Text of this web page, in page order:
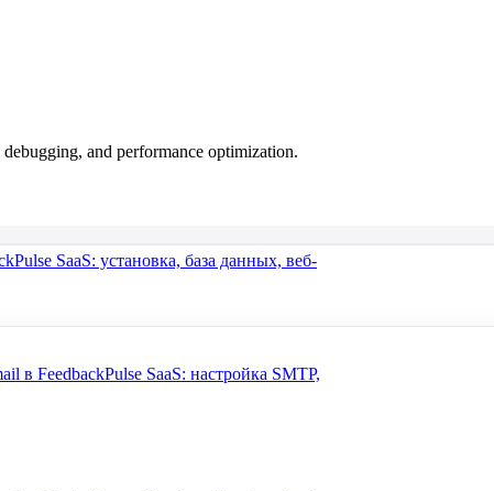
and performance optimization.
SaaS: установка, база данных, веб-
в FeedbackPulse SaaS: настройка SMTP,